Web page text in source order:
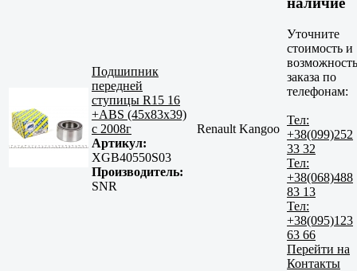
Подшипник
передней
ступицы R15 16
+ABS (45x83x39)
c 2008г
Артикул:
XGB40550S03
Производитель:
SNR
Renault Kangoo
Уточните
стоимость и
возможность
заказа по
телефонам:
Тел:
+38(099)252
33 32
Тел:
+38(068)488
83 13
Тел:
+38(095)123
63 66
Перейти на
Контакты